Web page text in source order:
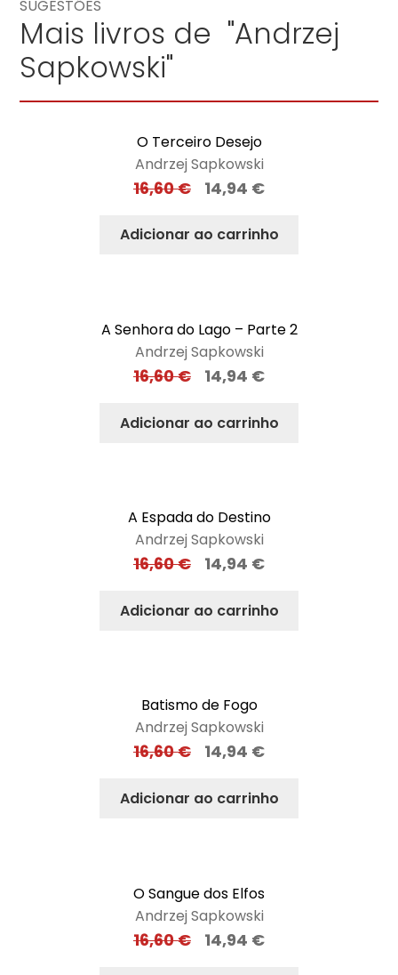
SUGESTÕES
Mais livros de "Andrzej
Sapkowski"
O Terceiro Desejo
Andrzej Sapkowski
16,60€ 14,94 €
Adicionar ao carrinho
A Senhora do Lago – Parte 2
Andrzej Sapkowski
16,60€ 14,94 €
Adicionar ao carrinho
A Espada do Destino
Andrzej Sapkowski
16,60€ 14,94 €
Adicionar ao carrinho
Batismo de Fogo
Andrzej Sapkowski
16,60€ 14,94 €
Adicionar ao carrinho
O Sangue dos Elfos
Andrzej Sapkowski
16,60€ 14,94 €